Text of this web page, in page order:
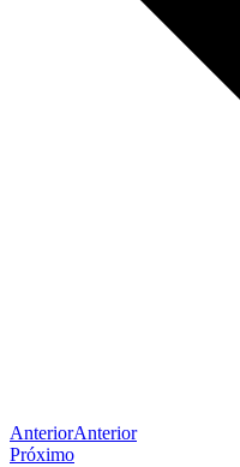
AnteriorAnterior
Próximo